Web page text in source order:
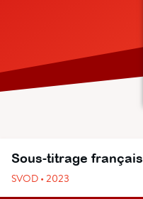
Sous-titrage français
SVOD • 2023